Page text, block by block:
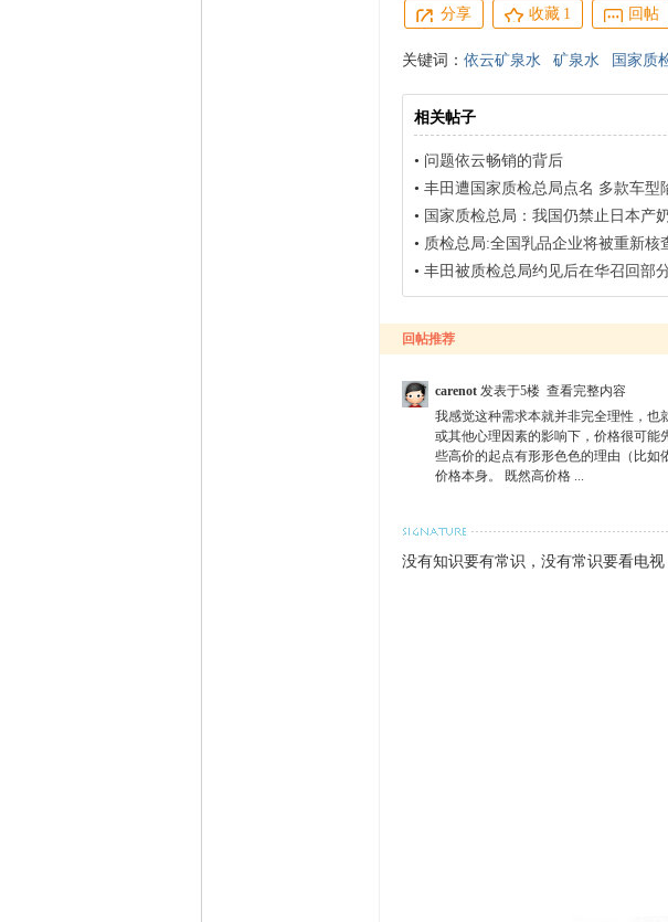
分享 收藏 1 回帖
关键词： 依云矿泉水 矿泉水 国家质
相关帖子
• 问题依云畅销的背后
• 丰田遭国家质检总局点名 多款车型
• 国家质检总局：我国仍禁止日本产
• 质检总局:全国乳品企业将被重新核
• 丰田被质检总局约见后在华召回部
回帖推荐
carenot 发表于5楼 查看完整内容
我感觉这种需求本就并非完全理性，也
或其他心理因素的影响下，价格很可能
些高价的起点有形形色色的理由（比如
价格本身。 既然高价格 ...
没有知识要有常识，没有常识要看电视